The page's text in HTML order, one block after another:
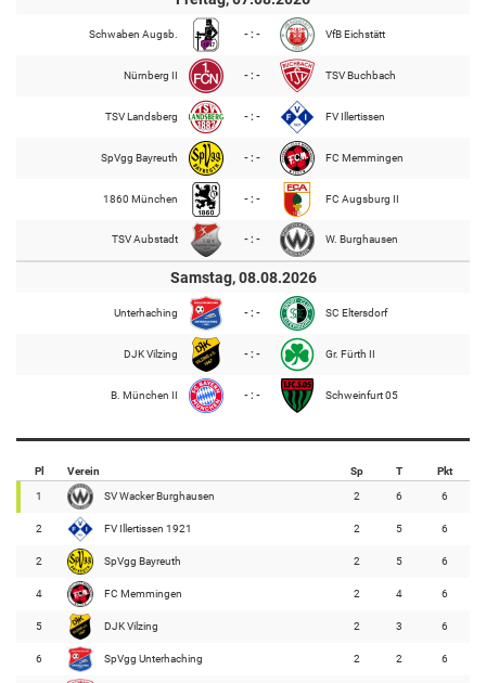
Schwaben Augsb. - : - VfB Eichstätt
Nürnberg II - : - TSV Buchbach
TSV Landsberg - : - FV Illertissen
SpVgg Bayreuth - : - FC Memmingen
1860 München - : - FC Augsburg II
TSV Aubstadt - : - W. Burghausen
Samstag, 08.08.2026
Unterhaching - : - SC Eltersdorf
DJK Vilzing - : - Gr. Fürth II
B. München II - : - Schweinfurt 05
Pl Verein Sp T Pkt
1 SV Wacker Burghausen 2 6 6
2 FV Illertissen 1921 2 5 6
2 SpVgg Bayreuth 2 5 6
4 FC Memmingen 2 4 6
5 DJK Vilzing 2 3 6
6 SpVgg Unterhaching 2 2 6